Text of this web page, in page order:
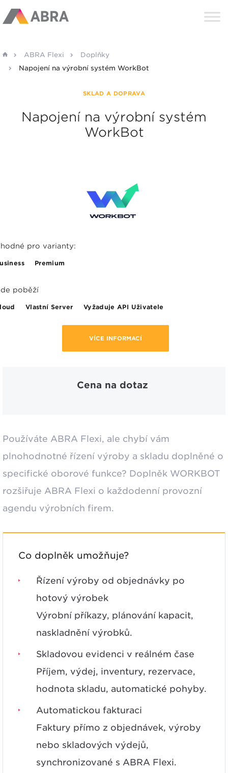
ABRA Flexi
Doplňky
Napojení na výrobní systém WorkBot
SKLAD A DOPRAVA
Napojení na výrobní systém
WorkBot
pro varianty:
Premium
poběží
Vlastní Server Vyžaduje API Uživatele
VÍCE INFORMACÍ
Cena na dotaz
Používáte ABRA Flexi, ale chybí vám
plnohodnotné řízení výroby a skladu doplněné o
specifické oborové funkce? Doplněk WORKBOT
rozšiřuje ABRA Flexi o každodenní provozní
agendu výrobních firem.
Co doplněk umožňuje?
Řízení výroby od objednávky po
hotový výrobek
Výrobní příkazy, plánování kapacit,
naskladnění výrobků.
Skladovou evidenci v reálném čase
Příjem, výdej, inventury, rezervace,
hodnota skladu, automatické pohyby.
Automatickou fakturaci
Faktury přímo z objednávek, výroby
nebo skladových výdejů,
synchronizované s ABRA Flexi.